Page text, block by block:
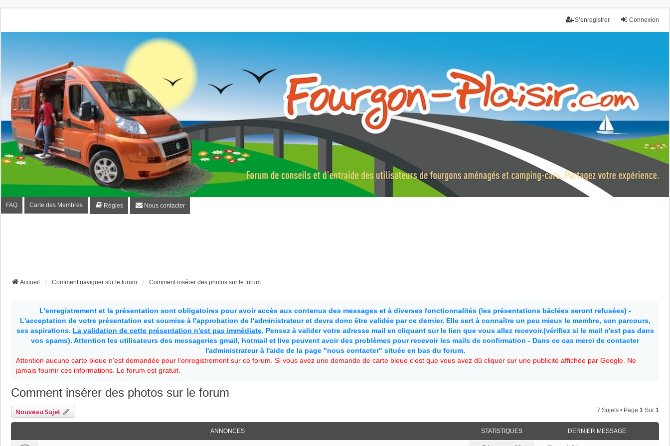
Connexion
S’enregistrer
Fourgon-plaisir.com
Forum de conseils et d'entraide des utilisateurs de fourgons, fourgons aménagés, vans et de camping-car. Partagez votre expérience.
FAQ Carte des Membres Règles Nous contacter
Accueil Comment naviguer sur le forum Comment insérer des photos sur le forum
L'enregistrement et la présentation sont obligatoires pour avoir accès aux contenus des messages et à diverses fonctionnalités (les présentations bâclées seront refusées) -
L'acceptation de votre présentation est soumise à l'approbation de l'administrateur et devra donc être validée par ce dernier. Elle sert à connaître un peu mieux le membre, son parcours,
ses aspirations. La validation de cette présentation n'est pas immédiate. Pensez à valider votre adresse mail en cliquant sur le lien que vous allez recevoir.(vérifiez si le mail n'est pas dans
vos spams). Attention les utilisateurs des messageries gmail, hotmail et live peuvent avoir des problèmes pour recevoir les mails de confirmation - Dans ce cas merci de contacter
l'administrateur à l'aide de la page "nous contacter" située en bas du forum.
Attention aucune carte bleue n'est demandée pour l'enregistrement sur ce forum. Si vous avez une demande de carte bleue c'est que vous avez dû cliquer sur une publicité affichée par Google. Ne
jamais fournir ces informations. Le forum est gratuit.
Comment insérer des photos sur le forum
Nouveau Sujet 7 Sujets • Page 1 Sur 1
ANNONCES STATISTIQUES DERNIER MESSAGE